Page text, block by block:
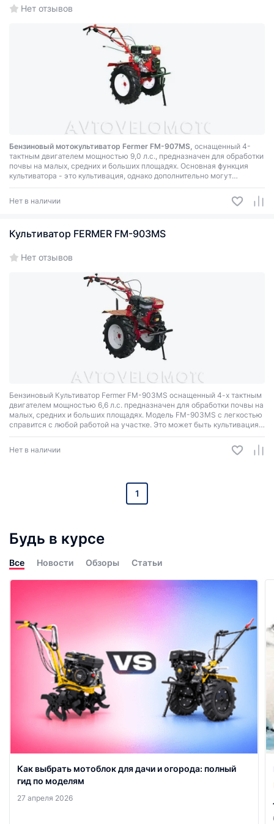
Нет отзывов
Бензиновый мотокультиватор Fermer FM-907МS, оснащенный 4-
тактным двигателем мощностью 9,0 л.с., предназначен для обработки
почвы на малых, средних и больших площадях. Основная функция
культиватора - это культивация, однако дополнительно могут
производиться такие работ, как: боронование, окучивание, посадка и
Нет в наличии
Культиватор FERMER FM-903MS
Нет отзывов
Бензиновый Культиватор Fermer FM-903МS оснащенный 4-х тактным
двигателем мощностью 6,6 л.с. предназначен для обработки почвы на
малых, средних и больших площадях. Модель FM-903MS с легкостью
справится с любой работой на участке. Это может быть культивация,
вспашка, посадка и выкопка картофеля, рыхление и многое другое.
Нет в наличии
1
Будь в курсе
Все Новости Обзоры Статьи
Как выбрать мотоблок для дачи и огорода: полный
гид по моделям
27 апреля 2026